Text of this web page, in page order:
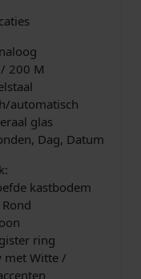
200 M
automatisch
glas
Dag, Datum
kastbodem
ring
met Witte /